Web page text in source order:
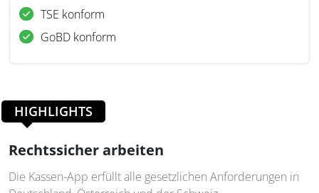
TSE konform
GoBD konform
HIGHLIGHTS
Rechtssicher arbeiten
Die Kassen-App erfüllt alle gesetzlichen Anforderungen in